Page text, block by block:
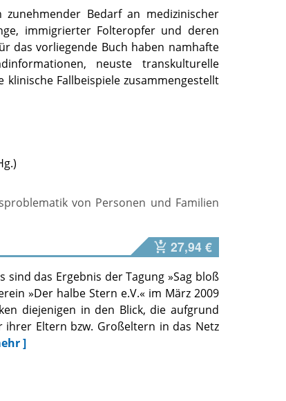
Bedarf an medizinischer
immigrierter Folteropfer und deren
das vorliegende Buch haben namhafte
neuste transkulturelle
Fallbeispiele zusammengestellt
von Personen und Familien
27,94 €
sind das Ergebnis der Tagung »Sag bloß
»Der halbe Stern e.V.« im März 2009
diejenigen in den Blick, die aufgrund
Eltern bzw. Großeltern in das Netz
]